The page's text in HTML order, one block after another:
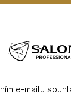
e-mailu